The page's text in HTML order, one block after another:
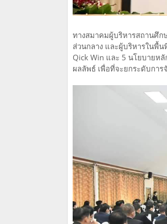
ทางสมาคมผู้บริหารสถานศึก
ส่วนกลาง และผู้บริหารในพื้
Qick Win และ 5 นโยบายห
ผลลัพธ์ เพื่อที่จะยกระดับกา